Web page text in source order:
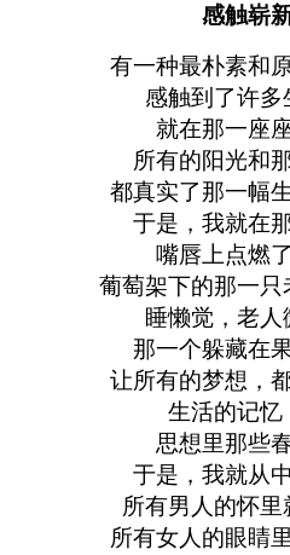
感触崭
有一种最朴素和
感触到了许多
就在那一座
所有的阳光和
都真实了那一幅
于是，我就在
嘴唇上点燃
葡萄架下的那一
睡懒觉，老人
那一个躲藏在
让所有的梦想，
生活的记忆
思想里那些
于是，我就从
所有男人的怀
所有女人的眼睛